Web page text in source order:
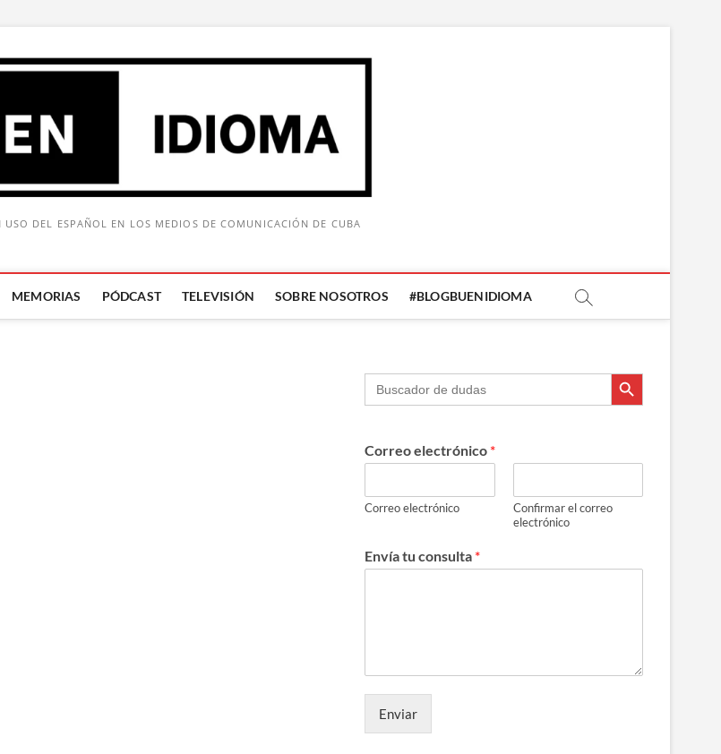
USO DEL ESPAÑOL EN LOS MEDIOS DE COMUNICACIÓN DE CUBA
MEMORIAS PÓDCAST TELEVISIÓN SOBRE NOSOTROS #BLOGBUENIDIOMA
Buscar: Botón de búsqueda
Buscar: Botón de búsqueda
Correo electrónico *
Correo electrónico
Confirmar el correo
electrónico
Envía tu consulta *
Enviar